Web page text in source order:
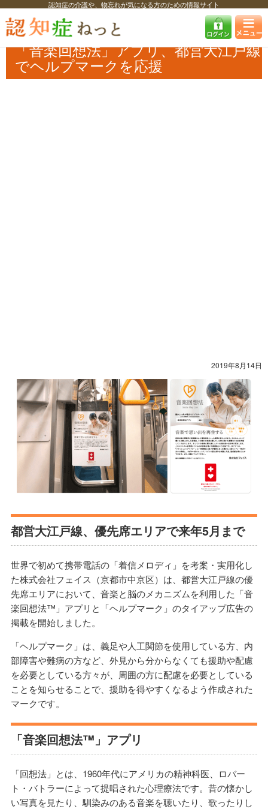
認知症の介護や、物忘れが気になる方のための情報サイト
認知症ねっと 認知症最新ニュース 予防・改善
「音楽回想法」アプ
リ、都営大江戸線でヘルプマークを応援
「音楽回想法」アプリ、都営大江戸線
でヘルプマークを応援
2019年8月14日
都営大江戸線、優先席エリアで来年5月まで
世界で初めて携帯電話の「着信メロディ」を考案・実用化し
た株式会社フェイス（京都市中京区）は、都営大江戸線の優
先席エリアにおいて、音楽と脳のメカニズムを利用した「音
楽回想法™」アプリと「ヘルプマーク」のタイアップ広告の
掲載を開始しました。
「ヘルプマーク」は、義足や人工関節を使用している方、内
部障害や難病の方など、外見から分からなくても援助や配慮
を必要としている方々が、周囲の方に配慮を必要としている
ことを知らせることで、援助を得やすくなるよう作成された
マークです。
「音楽回想法™」アプリ
「回想法」とは、1960年代にアメリカの精神科医、ロバー
ト・バトラーによって提唱された心理療法です。昔の懐かし
い写真を見たり、馴染みのある音楽を聴いたり、歌ったりし